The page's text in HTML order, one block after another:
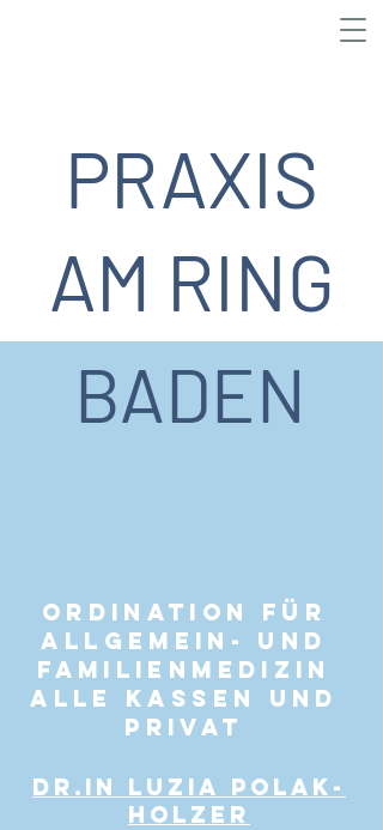
BADEN
Ordination für
Allgemein- und
FAMILIENmedizin
Alle kassen und
privat
Dr.in Luzia Polak-
Holzer
PRAXIS
AM RING